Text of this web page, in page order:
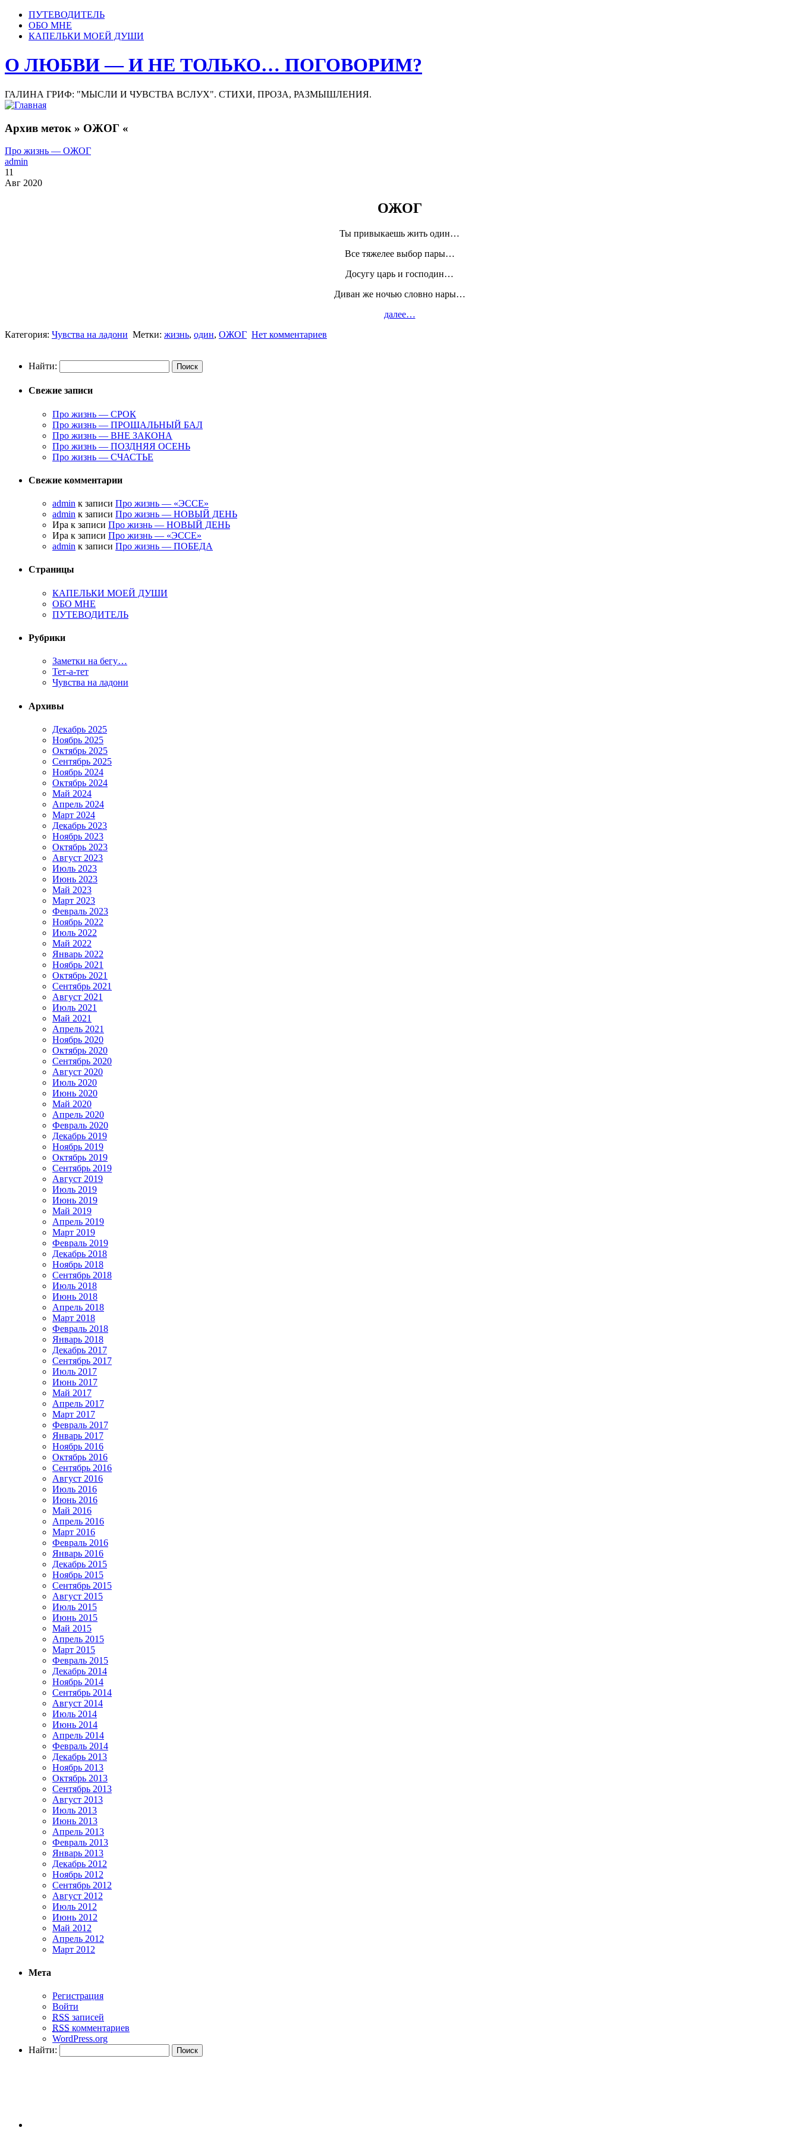
ПУТЕВОДИТЕЛЬ
ОБО МНЕ
КАПЕЛЬКИ МОЕЙ ДУШИ
О ЛЮБВИ — И НЕ ТОЛЬКО… ПОГОВОРИМ?
ГАЛИНА ГРИФ: "МЫСЛИ И ЧУВСТВА ВСЛУХ". СТИХИ, ПРОЗА, РАЗМЫШЛЕНИЯ.
Архив меток » ОЖОГ «
Про жизнь — ОЖОГ
admin
11
Авг 2020
ОЖОГ
Ты привыкаешь жить один…
Все тяжелее выбор пары…
Досугу царь и господин…
Диван же ночью словно нары…
далее…
Категория: Чувства на ладони Метки: жизнь, один, ОЖОГ Нет комментариев
Найти:
Свежие записи
Про жизнь — СРОК
Про жизнь — ПРОЩАЛЬНЫЙ БАЛ
Про жизнь — ВНЕ ЗАКОНА
Про жизнь — ПОЗДНЯЯ ОСЕНЬ
Про жизнь — СЧАСТЬЕ
Свежие комментарии
admin к записи Про жизнь — «ЭССЕ»
admin к записи Про жизнь — НОВЫЙ ДЕНЬ
Ира к записи Про жизнь — НОВЫЙ ДЕНЬ
Ира к записи Про жизнь — «ЭССЕ»
admin к записи Про жизнь — ПОБЕДА
Страницы
КАПЕЛЬКИ МОЕЙ ДУШИ
ОБО МНЕ
ПУТЕВОДИТЕЛЬ
Рубрики
Заметки на бегу…
Тет-а-тет
Чувства на ладони
Архивы
Декабрь 2025
Ноябрь 2025
Октябрь 2025
Сентябрь 2025
Ноябрь 2024
Октябрь 2024
Май 2024
Апрель 2024
Март 2024
Декабрь 2023
Ноябрь 2023
Октябрь 2023
Август 2023
Июль 2023
Июнь 2023
Май 2023
Март 2023
Февраль 2023
Ноябрь 2022
Июль 2022
Май 2022
Январь 2022
Ноябрь 2021
Октябрь 2021
Сентябрь 2021
Август 2021
Июль 2021
Май 2021
Апрель 2021
Ноябрь 2020
Октябрь 2020
Сентябрь 2020
Август 2020
Июль 2020
Июнь 2020
Май 2020
Апрель 2020
Февраль 2020
Декабрь 2019
Ноябрь 2019
Октябрь 2019
Сентябрь 2019
Август 2019
Июль 2019
Июнь 2019
Май 2019
Апрель 2019
Март 2019
Февраль 2019
Декабрь 2018
Ноябрь 2018
Сентябрь 2018
Июль 2018
Июнь 2018
Апрель 2018
Март 2018
Февраль 2018
Январь 2018
Декабрь 2017
Сентябрь 2017
Июль 2017
Июнь 2017
Май 2017
Апрель 2017
Март 2017
Февраль 2017
Январь 2017
Ноябрь 2016
Октябрь 2016
Сентябрь 2016
Август 2016
Июль 2016
Июнь 2016
Май 2016
Апрель 2016
Март 2016
Февраль 2016
Январь 2016
Декабрь 2015
Ноябрь 2015
Сентябрь 2015
Август 2015
Июль 2015
Июнь 2015
Май 2015
Апрель 2015
Март 2015
Февраль 2015
Декабрь 2014
Ноябрь 2014
Сентябрь 2014
Август 2014
Июль 2014
Июнь 2014
Апрель 2014
Февраль 2014
Декабрь 2013
Ноябрь 2013
Октябрь 2013
Сентябрь 2013
Август 2013
Июль 2013
Июнь 2013
Апрель 2013
Февраль 2013
Январь 2013
Декабрь 2012
Ноябрь 2012
Сентябрь 2012
Август 2012
Июль 2012
Июнь 2012
Май 2012
Апрель 2012
Март 2012
Мета
Регистрация
Войти
RSS записей
RSS комментариев
WordPress.org
Найти: